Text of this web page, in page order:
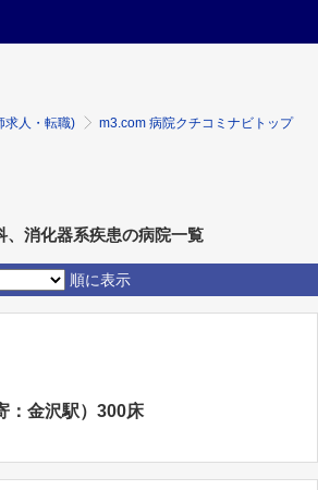
求人・転職)
m3.com 病院クチコミナビトップ
、消化器系疾患の病院一覧
順に表示
：金沢駅）300床